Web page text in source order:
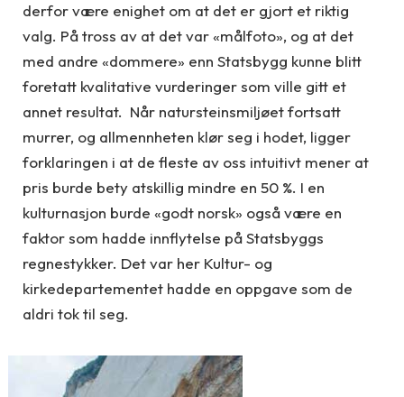
derfor være enighet om at det er gjort et riktig
valg. På tross av at det var «målfoto», og at det
med andre «dommere» enn Statsbygg kunne blitt
foretatt kvalitative vurderinger som ville gitt et
annet resultat. Når natursteinsmiljøet fortsatt
murrer, og allmennheten klør seg i hodet, ligger
forklaringen i at de fleste av oss intuitivt mener at
pris burde bety atskillig mindre en 50 %. I en
kulturnasjon burde «godt norsk» også være en
faktor som hadde innflytelse på Statsbyggs
regnestykker. Det var her Kultur- og
kirkedepartementet hadde en oppgave som de
aldri tok til seg.